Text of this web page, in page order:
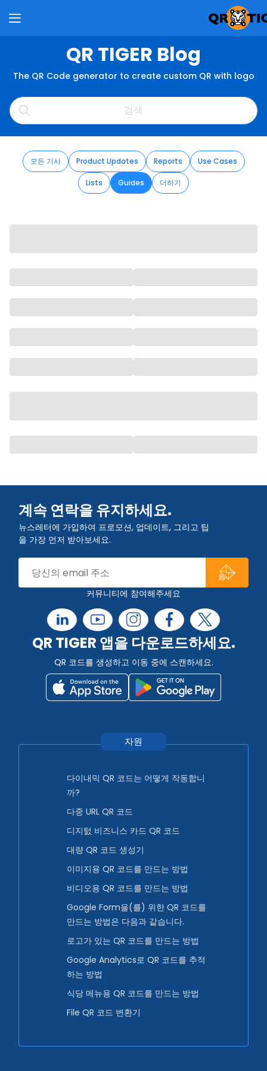
QR TIGER Blog
The QR Code generator to create custom QR with logo
모든 기사 Product Updates Reports Use Cases
Lists Guides 더하기
계속 연락을 유지하세요.
뉴스레터에 가입하여 프로모션, 업데이트, 그리고 팁
을 가장 먼저 받아보세요.
커뮤니티에 참여해주세요
QR TIGER 앱을 다운로드하세요.
QR 코드를 생성하고 이동 중에 스캔하세요.
자원
다이내믹 QR 코드는 어떻게 작동합니
까?
다중 URL QR 코드
디지턼 비즈니스 카드 QR 코드
대량 QR 코드 생성기
이미지용 QR 코드를 만드는 방법
비디오용 QR 코드를 만드는 방법
Google Form을(를) 위한 QR 코드를
만드는 방법은 다음과 같습니다.
로고가 있는 QR 코드를 만드는 방법
Google Analytics로 QR 코드를 추적
하는 방법
식당 메뉴용 QR 코드를 만드는 방법
File QR 코드 변환기